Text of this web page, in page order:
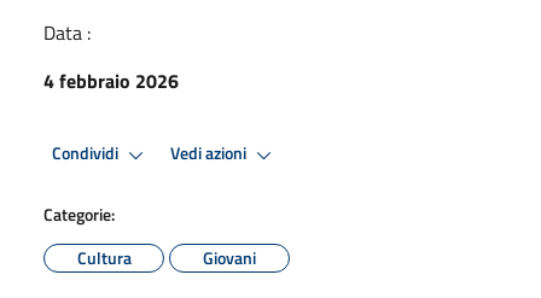
Data :
4 febbraio 2026
Condividi Vedi azioni
Categorie:
Cultura
Giovani